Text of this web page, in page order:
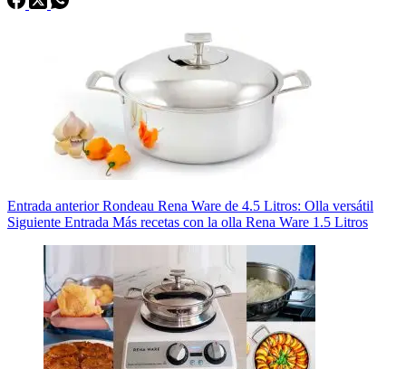
Entrada anteriorRondeau Rena Ware de 4.5 Litros: Olla versátil
Siguiente Entrada Más recetas con la olla Rena Ware 1.5 Litros